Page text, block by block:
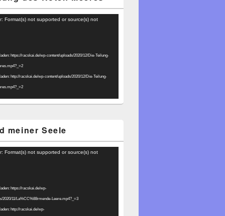
Format(s) not supported or source(s) not
https://racskai.de/wp-content/uploads/2020/12/Die-Teilung-
http://racskai.de/wp-content/uploads/2020/12/Die-Teilung-
meiner Seele
Format(s) not supported or source(s) not
https://racskai.de/wp-
2020/11/La%CC%88rmende-Leere.mp4?_=3
http://racskai.de/wp-